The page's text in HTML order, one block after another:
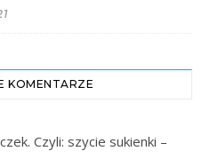
KOMENTARZE
Czyli: szycie sukienki –